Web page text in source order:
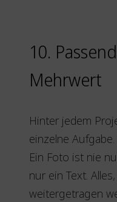
10.
Mehrwert
Hinter jedem
einzelne
Ein Foto ist nie
nur ein Text.
weitergetragen